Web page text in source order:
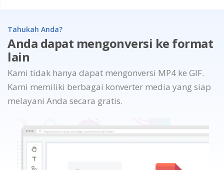
Tahukah Anda?
Anda dapat mengonversi ke format
lain
Kami tidak hanya dapat mengonversi MP4 ke GIF.
Kami memiliki berbagai konverter media yang siap
melayani Anda secara gratis.